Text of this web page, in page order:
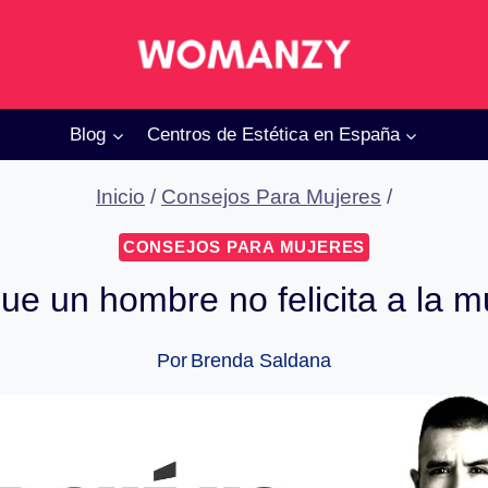
Blog Centros de Estética en España
Inicio / Consejos Para Mujeres /
CONSEJOS PARA MUJERES
un hombre no felicita a la
Por Brenda Saldana